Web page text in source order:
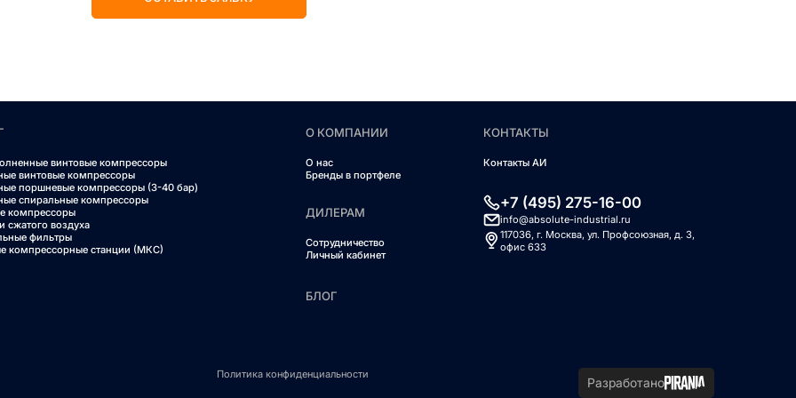
винтовые компрессоры
винтовые компрессоры
поршневые компрессоры (3-40 бар)
спиральные компрессоры
компрессоры
сжатого воздуха
фильтры
компрессорные станции (МКС)
О КОМПАНИИ
О нас
Бренды в портфеле
ДИЛЕРАМ
Сотрудничество
Личный кабинет
БЛОГ
КОНТАКТЫ
Контакты АИ
+7 (495) 275-16-00
info@absolute-industrial.ru
117036, г. Москва, ул. Профсоюзная, д. 3,
офис 633
Политика конфиденциальности
Разработано